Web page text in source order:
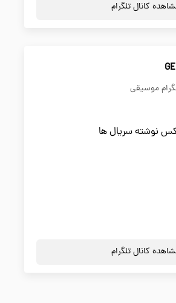
کانال تلگرام
موسیقی
نوشته سریال ها
کانال تلگرام